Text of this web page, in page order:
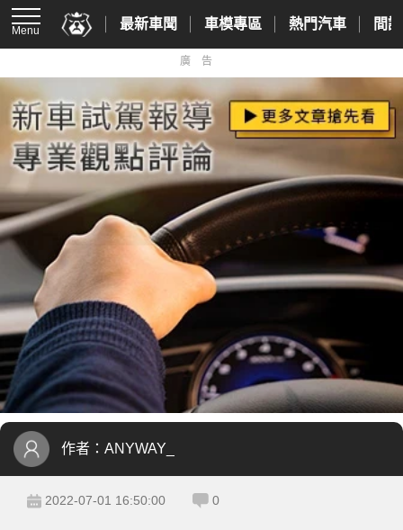
Menu 最新車聞 車模專區 熱門汽車 間
廣告
作者： ANYWAY_
2022-07-01 16:50:00 0